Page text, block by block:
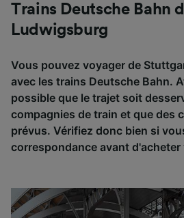
Trains Deutsche Bahn
Ludwigsburg
Vous pouvez voyager de
avec les trains Deutsche Bahn.
possible que le trajet soit
compagnies de train et que des
prévus. Vérifiez donc bien si
correspondance avant